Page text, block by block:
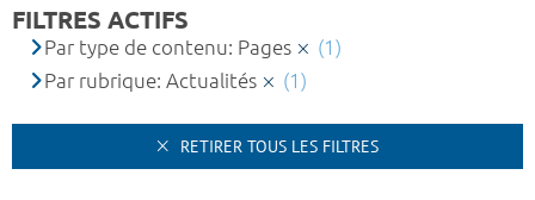
FILTRES ACTIFS
Par type de contenu: Pages
(1)
Par rubrique: Actualités
(1)
RETIRER TOUS LES FILTRES